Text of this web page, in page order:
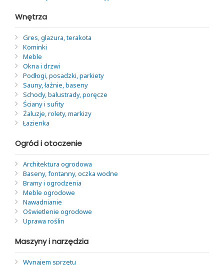
Wnętrza
Gres, glazura, terakota
Kominki
Meble
Okna i drzwi
Podłogi, posadzki, parkiety
Sauny, łaźnie, baseny
Schody, balustrady, poręcze
Ściany i sufity
Żaluzje, rolety, markizy
Łazienka
Ogród i otoczenie
Architektura ogrodowa
Baseny, fontanny, oczka wodne
Bramy i ogrodzenia
Meble ogrodowe
Nawadnianie
Oświetlenie ogrodowe
Uprawa roślin
Maszyny i narzędzia
Wynajem sprzętu